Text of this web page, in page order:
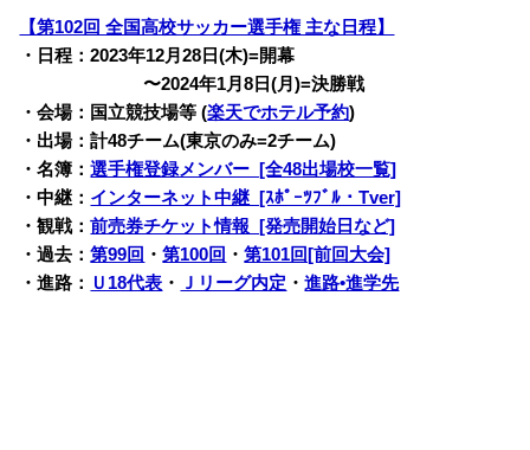
【第102回 全国高校サッカー選手権 主な日程】
・日程：2023年12月28日(木)=開幕
・・・・・・・〜2024年1月8日(月)=決勝戦
・会場：国立競技場等 (楽天でホテル予約)
・出場：計48チーム(東京のみ=2チーム)
・名簿：選手権登録メンバー [全48出場校一覧]
・中継： インターネット中継 [ｽﾎﾟｰﾂﾌﾞﾙ・Tver]
・観戦：前売券チケット情報 [発売開始日など]
・過去：第99回 ・第100回 ・第101回[前回大会]
・進路：
Ｕ18代表 ・ Ｊリーグ内定 ・進路•進学先